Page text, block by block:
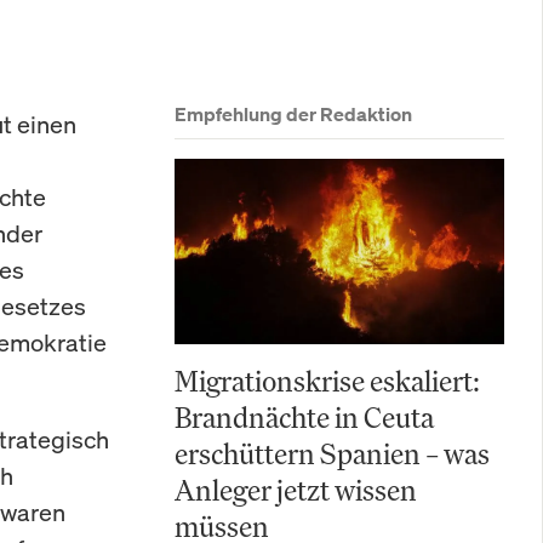
einen Empfehlung der Redaktion
Migrationskrise eskaliert:
Brandnächte in Ceuta
erschüttern Spanien – was
Anleger jetzt wissen
müssen